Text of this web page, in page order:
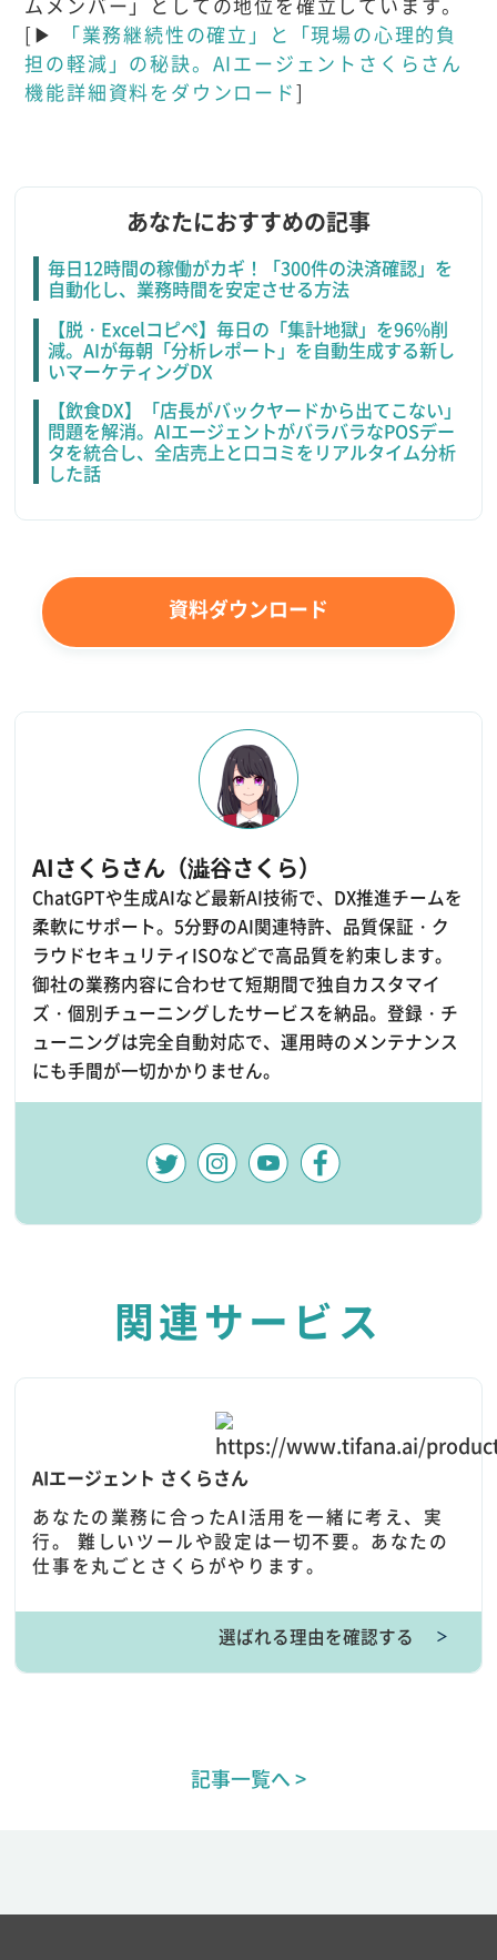
[▶
「業務継続性の確立」と「現場の心理的負
担の軽減」の秘訣。AIエージェントさくらさん
機能詳細資料をダウンロード]
あなたにおすすめの記事
毎日12時間の稼働がカギ！「300件の決済確認」を
自動化し、業務時間を安定させる方法
【脱・Excelコピペ】毎日の「集計地獄」を96%削
減。AIが毎朝「分析レポート」を自動生成する新し
いマーケティングDX
【飲食DX】「店長がバックヤードから出てこない」
問題を解消。AIエージェントがバラバラなPOSデー
タを統合し、全店売上と口コミをリアルタイム分析
した話
資料ダウンロード
AIさくらさん（澁谷さくら）
ChatGPTや生成AIなど最新AI技術で、DX推進チームを
柔軟にサポート。5分野のAI関連特許、品質保証・ク
ラウドセキュリティISOなどで高品質を約束します。
御社の業務内容に合わせて短期間で独自カスタマイ
ズ・個別チューニングしたサービスを納品。登録・チ
ューニングは完全自動対応で、運用時のメンテナンス
にも手間が一切かかりません。
関連サービス
AIエージェント さくらさん
あなたの業務に合ったAI活用を一緒に考え、実
行。 難しいツールや設定は一切不要。あなたの
仕事を丸ごとさくらがやります。
選ばれる理由を確認する ＞
記事一覧へ >